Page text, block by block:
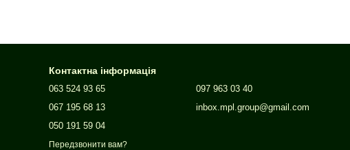
Контактна інформація
063 524 93 65
067 195 68 13
050 191 59 04
Передзвонити вам?
097 963 03 40
inbox.mpl.group@gmail.com